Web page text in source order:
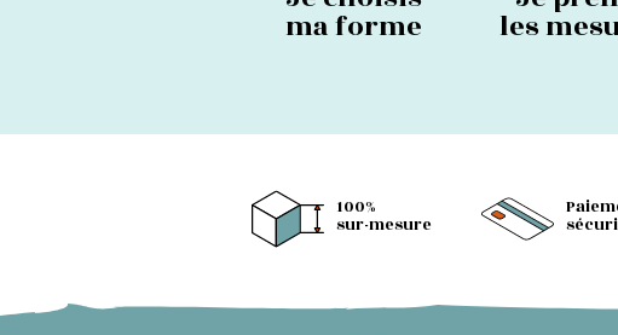
ma forme les
100%
sur-mesure